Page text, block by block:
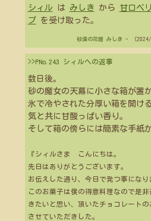
シィル は みしき から
甘口ベ
プ を受け取った。
砂漠の花畑 みしき - （
>>PNo.243 シィルへの返事
数日後。
砂の魔女の天幕に小さな箱が置
氷で冷やされた分厚い箱を開け
気と共に甘酸っぱい香り。
そして箱の傍らには簡素な手紙が
『シィルさま こんにちは。
先日はありがとうございます。
お伝えした通り、今日で発つ事になり
このお菓子は僕の得意料理なので是
きたいと思い、頂いたチョコレート
させていただきした。